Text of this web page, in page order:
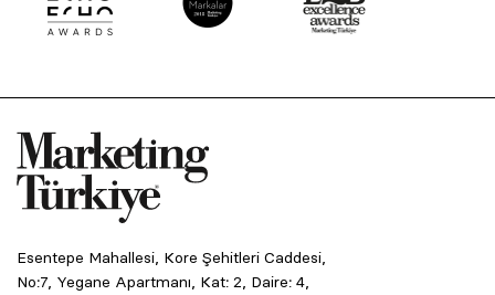
Esentepe Mahallesi, Kore Şehitleri Caddesi,
No:7, Yegane Apartmanı, Kat: 2, Daire: 4,